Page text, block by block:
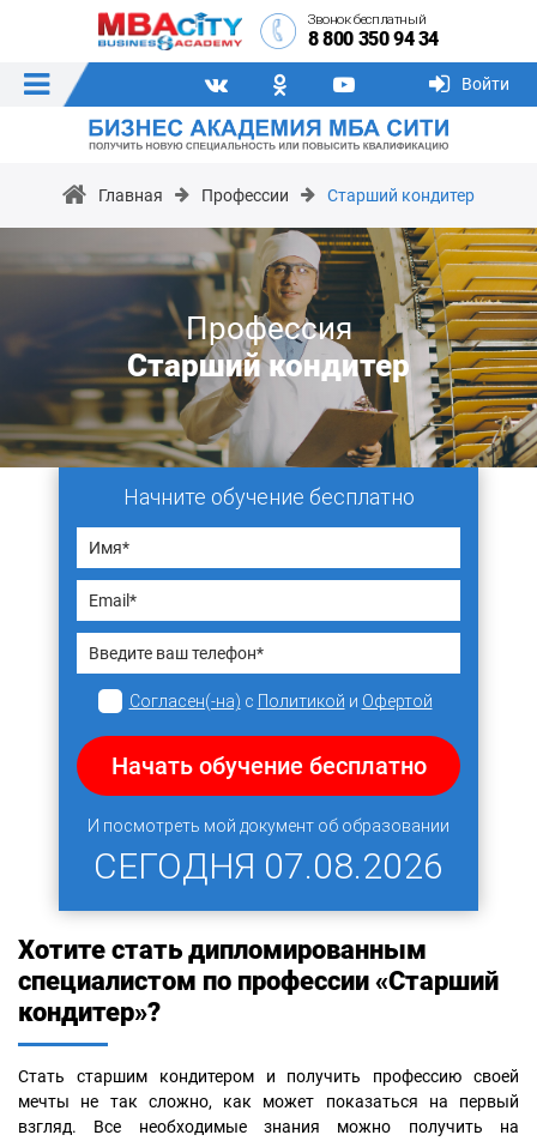
Звонок бесплатный
8 800 350 94 34
Войти
Главная Профессии Старший кондитер
Профессия
Старший кондитер
Начните обучение бесплатно
Согласен(-на) с Политикой и Офертой
Начать обучение бесплатно
И посмотреть мой документ об образовании
СЕГОДНЯ 07.08.2026
Хотите стать дипломированным
специалистом по профессии «Старший
кондитер»?
Стать старшим кондитером и получить профессию своей
мечты не так сложно, как может показаться на первый
взгляд. Все необходимые знания можно получить на